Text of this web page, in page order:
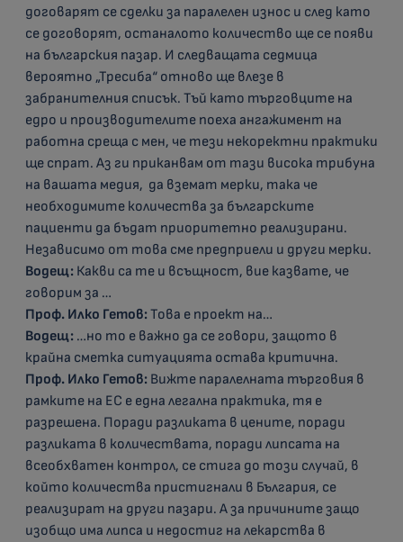
договарят се сделки за паралелен износ и след като
се договорят, останалото количество ще се появи
на българския пазар. И следващата седмица
вероятно „Тресиба“ отново ще влезе в
забранителния списък. Тъй като търговците на
едро и производителите поеха ангажимент на
работна среща с мен, че тези некоректни практики
ще спрат. Аз ги приканвам от тази висока трибуна
на вашата медия, да вземат мерки, така че
необходимите количества за българските
пациенти да бъдат приоритетно реализирани.
Независимо от това сме предприели и други мерки.
Водещ: Какви са те и всъщност, вие казвате, че
говорим за …
Проф. Илко Гетов:Това е проект на…
Водещ: …но то е важно да се говори, защото в
крайна сметка ситуацията остава критична.
Проф. Илко Гетов: Вижте паралелната търговия в
рамките на ЕС е една легална практика, тя е
разрешена. Поради разликата в цените, поради
разликата в количествата, поради липсата на
всеобхватен контрол, се стига до този случай, в
който количества пристигнали в България, се
реализират на други пазари. А за причините защо
изобщо има липса и недостиг на лекарства в